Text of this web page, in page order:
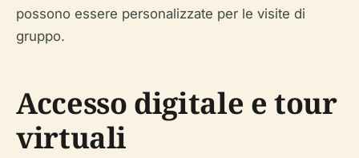
possono essere personalizzate per le visite di
gruppo.
Accesso digitale e tour
virtuali